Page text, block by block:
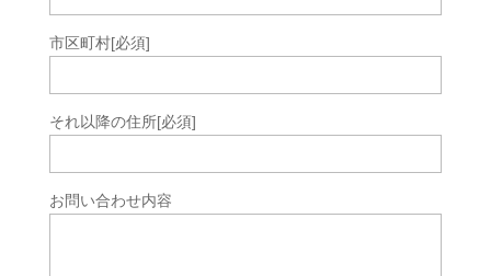
市区町村[必須]
それ以降の住所[必須]
お問い合わせ内容